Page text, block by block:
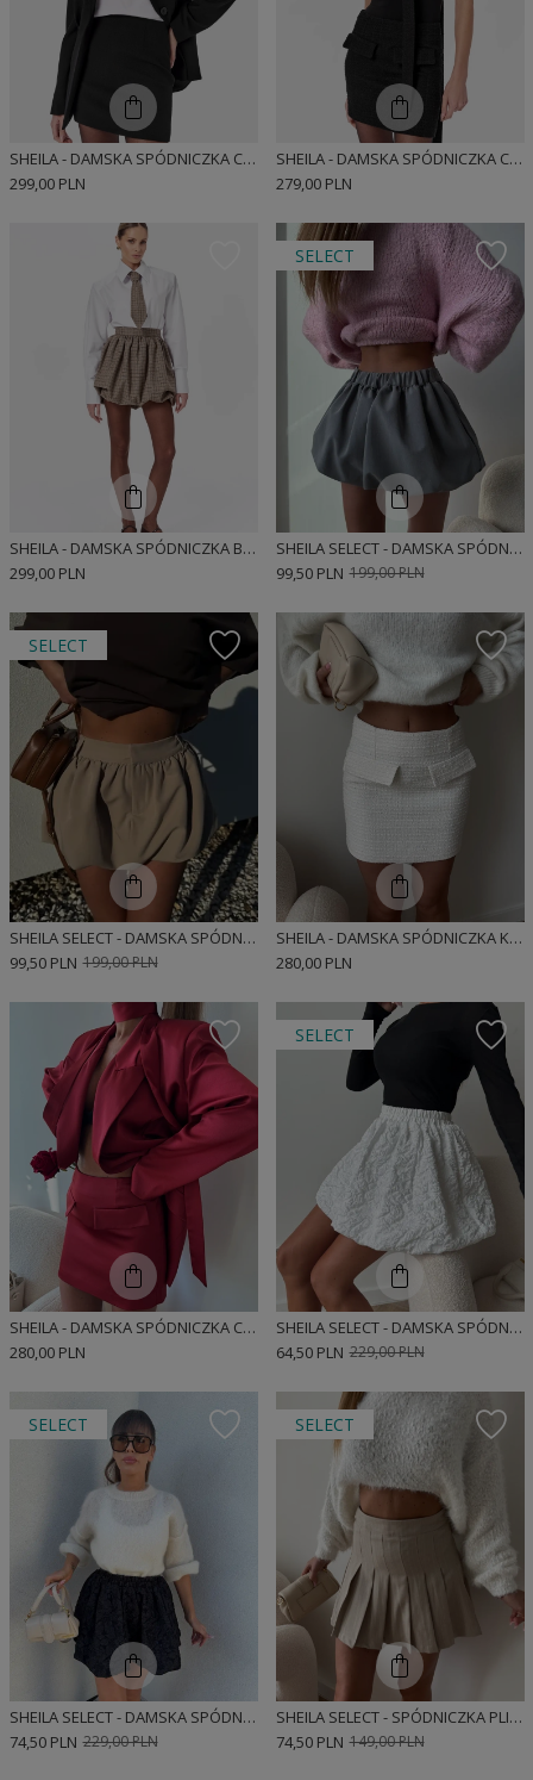
SHEILA - DAMSKA SPÓDNICZKA CZARNA MINI 'KEIRA'
299,00 PLN
SHEILA - DAMSKA SPÓDNICZKA CZARNA BOUCLE 'PURE POISE BLACK'
279,00 PLN
SHEILA - DAMSKA SPÓDNICZKA BEŻOWA BOMBKA 'NENA'
299,00 PLN
SELECT
SHEILA SELECT - DAMSKA SPÓDNICZKA SZARA BOMBKA 'ARIJA'
199,00 PLN
99,50 PLN
SELECT
SHEILA SELECT - DAMSKA SPÓDNICZKA BEŻOWA BOMBKA 'EVIA'
199,00 PLN
99,50 PLN
SHEILA - DAMSKA SPÓDNICZKA KREMOWA BOUCLE 'PURE POISE'
280,00 PLN
SHEILA - DAMSKA SPÓDNICZKA CZERWONA 'SATIN LOVE'
280,00 PLN
SELECT
SHEILA SELECT - DAMSKA SPÓDNICZKA BIAŁA 'ESTRELLA'
229,00 PLN
64,50 PLN
SELECT
SHEILA SELECT - DAMSKA SPÓDNICZKA CZARNA 'MARIANA'
229,00 PLN
74,50 PLN
SELECT
SHEILA SELECT - SPÓDNICZKA PLISOWANA W KOLORZE BEŻOWYM 'AMARIS'
149,00 PLN
74,50 PLN